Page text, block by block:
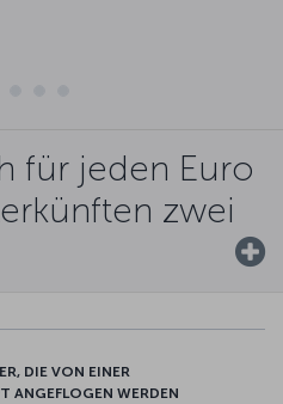
für jeden Euro
zwei
DIE VON EINER
ANGEFLOGEN WERDEN